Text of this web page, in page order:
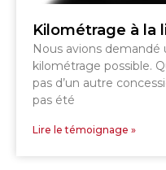
Kilométrage à la
Nous avions demandé
kilométrage possible.
pas d’un autre
pas été
Lire le témoignage »